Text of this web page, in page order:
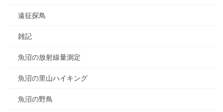
遠征探鳥
雑記
魚沼の放射線量測定
魚沼の里山ハイキング
魚沼の野鳥